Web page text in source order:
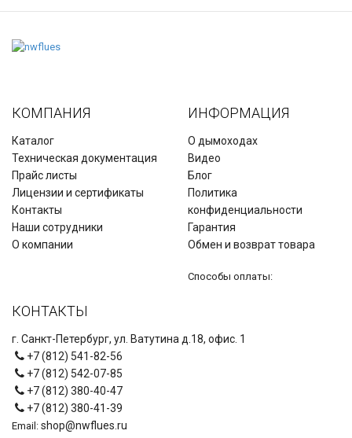
КОМПАНИЯ
Каталог
Техническая документация
Прайс листы
Лицензии и сертификаты
Контакты
Наши сотрудники
О компании
ИНФОРМАЦИЯ
О дымоходах
Видео
Блог
Политика
конфиденциальности
Гарантия
Обмен и возврат товара
Способы оплаты:
КОНТАКТЫ
г. Санкт-Петербург, ул. Ватутина д.18, офис. 1
+7 (812) 541-82-56
+7 (812) 542-07-85
+7 (812) 380-40-47
+7 (812) 380-41-39
Email: shop@nwflues.ru